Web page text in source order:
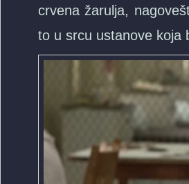
crvena žarulja,
to u srcu ustanove koja